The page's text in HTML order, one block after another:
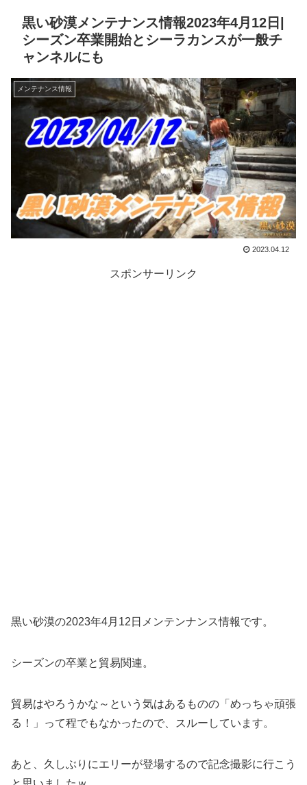
黒い砂漠メンテナンス情報2023年4月12日|
シーズン卒業開始とシーラカンスが一般チ
ャンネルにも
メンテナンス情報
2023.04.12
スポンサーリンク
黒い砂漠の2023年4月12日メンテンナンス情報です。
シーズンの卒業と貿易関連。
貿易はやろうかな～という気はあるものの「めっちゃ頑張
る！」って程でもなかったので、スルーしています。
あと、久しぶりにエリーが登場するので記念撮影に行こう